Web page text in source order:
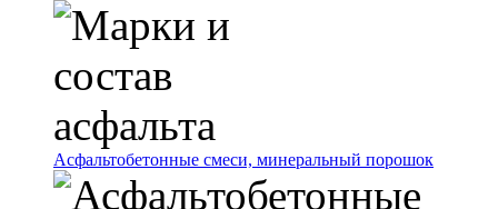
Асфальтобетонные смеси, минеральный порошок